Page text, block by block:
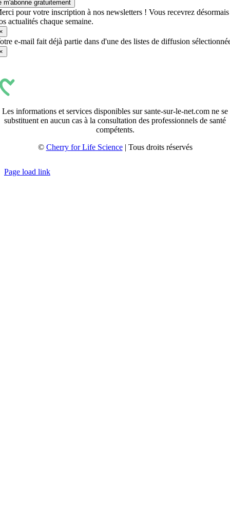
m'abonne gratuitement
pour votre inscription à nos newsletters ! Vous recevrez désormais
actualités chaque semaine.
e-mail fait déjà partie dans d'une des listes de diffusion
Les informations et services disponibles sur sante-sur-le-net.com ne se
substituent en aucun cas à la consultation des professionnels de santé
compétents.
© Cherry for Life Science| Tous droits réservés
Page load link